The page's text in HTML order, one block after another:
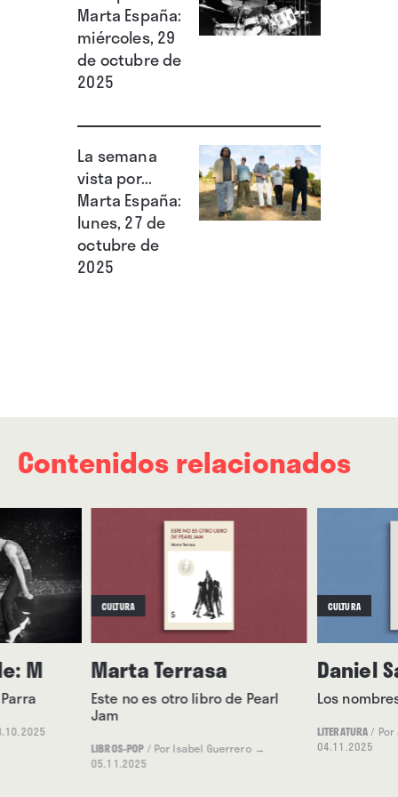
Estas influencias heterogéneas coadunan
exitosamente con referencias locales, tales
como la dictadura o el contrabando de
Marta España:
miércoles, 29
de octubre de
2025
La semana
vista por...
Marta España:
lunes, 27 de
octubre de
2025
Contenidos relacionados
M
CULTURA
Marta Terrasa
Este no es otro libro de Pearl
Jam
LIBROS-POP / Por Isabel Guerrero →
05.11.2025
CULTURA
Daniel
Los
LITERATURA/
04.11.2025